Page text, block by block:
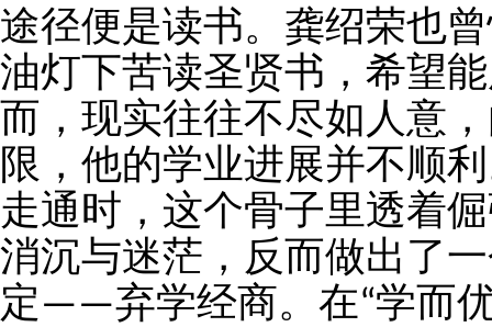
途径便是读书。龚绍荣也
油灯下苦读圣贤书，希望
而，现实往往不尽如人意
限，他的学业进展并不顺
走通时，这个骨子里透着
消沉与迷茫，反而做出了
定——弃学经商。在“学而